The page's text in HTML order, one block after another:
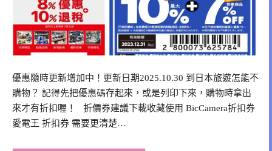
優惠隨時更新增加中！更新日期2025.10.30 到日本旅遊怎能不
購物？ 記得先把優惠碼存起來，或是列印下來，購物時拿出
來才有折扣喔！ 折價券建議下載收藏使用 BicCamera折扣券
愛電王 折扣券 需要更清楚…